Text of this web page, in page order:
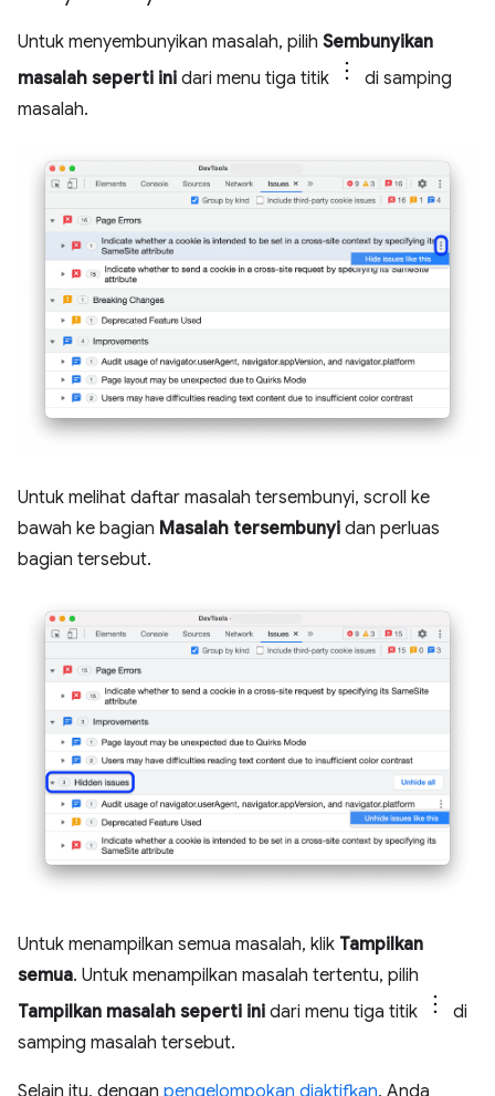
Untuk menyembunyikan masalah, pilih Sembunyikan
masalah seperti ini dari menu tiga titik
di samping
masalah.
Untuk melihat daftar masalah tersembunyi, scroll ke
bawah ke bagian Masalah tersembunyi dan perluas
bagian tersebut.
Untuk menampilkan semua masalah, klik Tampilkan
semua. Untuk menampilkan masalah tertentu, pilih
Tampilkan masalah seperti ini dari menu tiga titik
di
samping masalah tersebut.